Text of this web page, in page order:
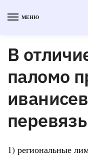
МЕНЮ
В
паломо
1) региональные